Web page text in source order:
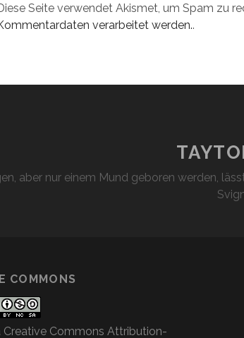
Seite verwendet Akismet, um Spam zu
verarbeitet werden..
aber nur einem Mund geboren werden,
COMMONS
Creative Commons Attribution-